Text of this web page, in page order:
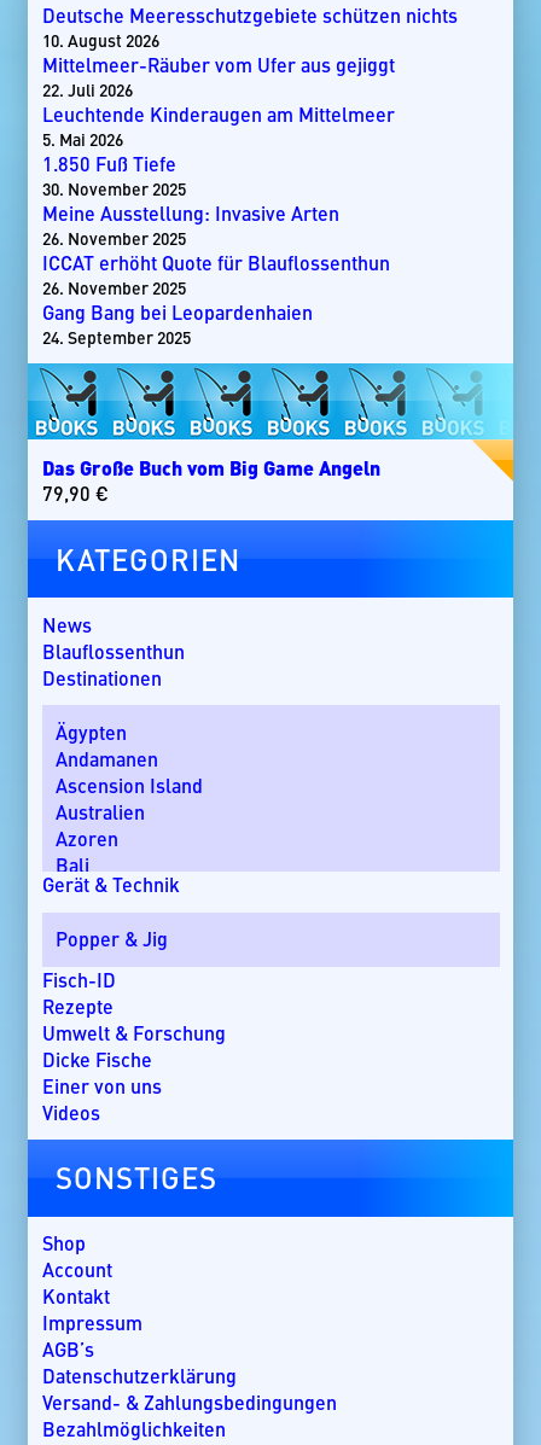
Deutsche Meeresschutzgebiete schützen nichts
10. August 2026
Mittelmeer-Räuber vom Ufer aus gejiggt
22. Juli 2026
Leuchtende Kinderaugen am Mittelmeer
5. Mai 2026
1.850 Fuß Tiefe
30. November 2025
Meine Ausstellung: Invasive Arten
26. November 2025
ICCAT erhöht Quote für Blauflossenthun
26. November 2025
Gang Bang bei Leopardenhaien
24. September 2025
Das Große Buch vom Big Game Angeln
79,90 €
KATEGORIEN
News
Blauflossenthun
Destinationen
Ägypten
Andamanen
Ascension Island
Australien
Azoren
Bali
Bom Bom Island
Costa Rica
Dänemark
Dominikanische Republik
Ebro-Delta
England
Florida
Griechenland
Guatemala
Irland
Kap Verde
Kroatien
Kuba
Lakkadiven
Madagaskar
Malaysia
Malediven
Mallorca
Marokko
Gerät & Technik
Popper & Jig
Fisch-ID
Rezepte
Umwelt & Forschung
Dicke Fische
Einer von uns
Videos
SONSTIGES
Shop
Account
Kontakt
Impressum
AGB’s
Datenschutzerklärung
Versand- & Zahlungsbedingungen
Bezahlmöglichkeiten